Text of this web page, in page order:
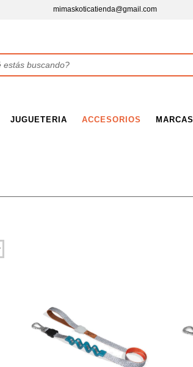
mimaskoticatienda@gmail.com
JUGUETERIA ACCESORIOS MARCAS